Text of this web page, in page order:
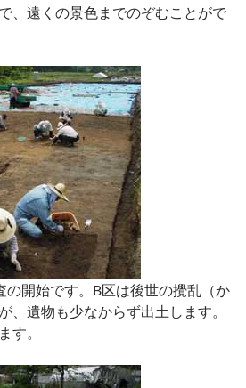
、遠くの景色までのぞむことがで
の開始です。B区は後世の攪乱（か
、遺物も少なからず出土します。
す。